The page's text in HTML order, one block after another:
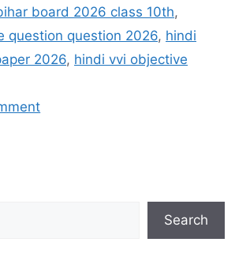
board 2026 class 10th,
question question 2026, hindi
2026, hindi vvi objective
Search